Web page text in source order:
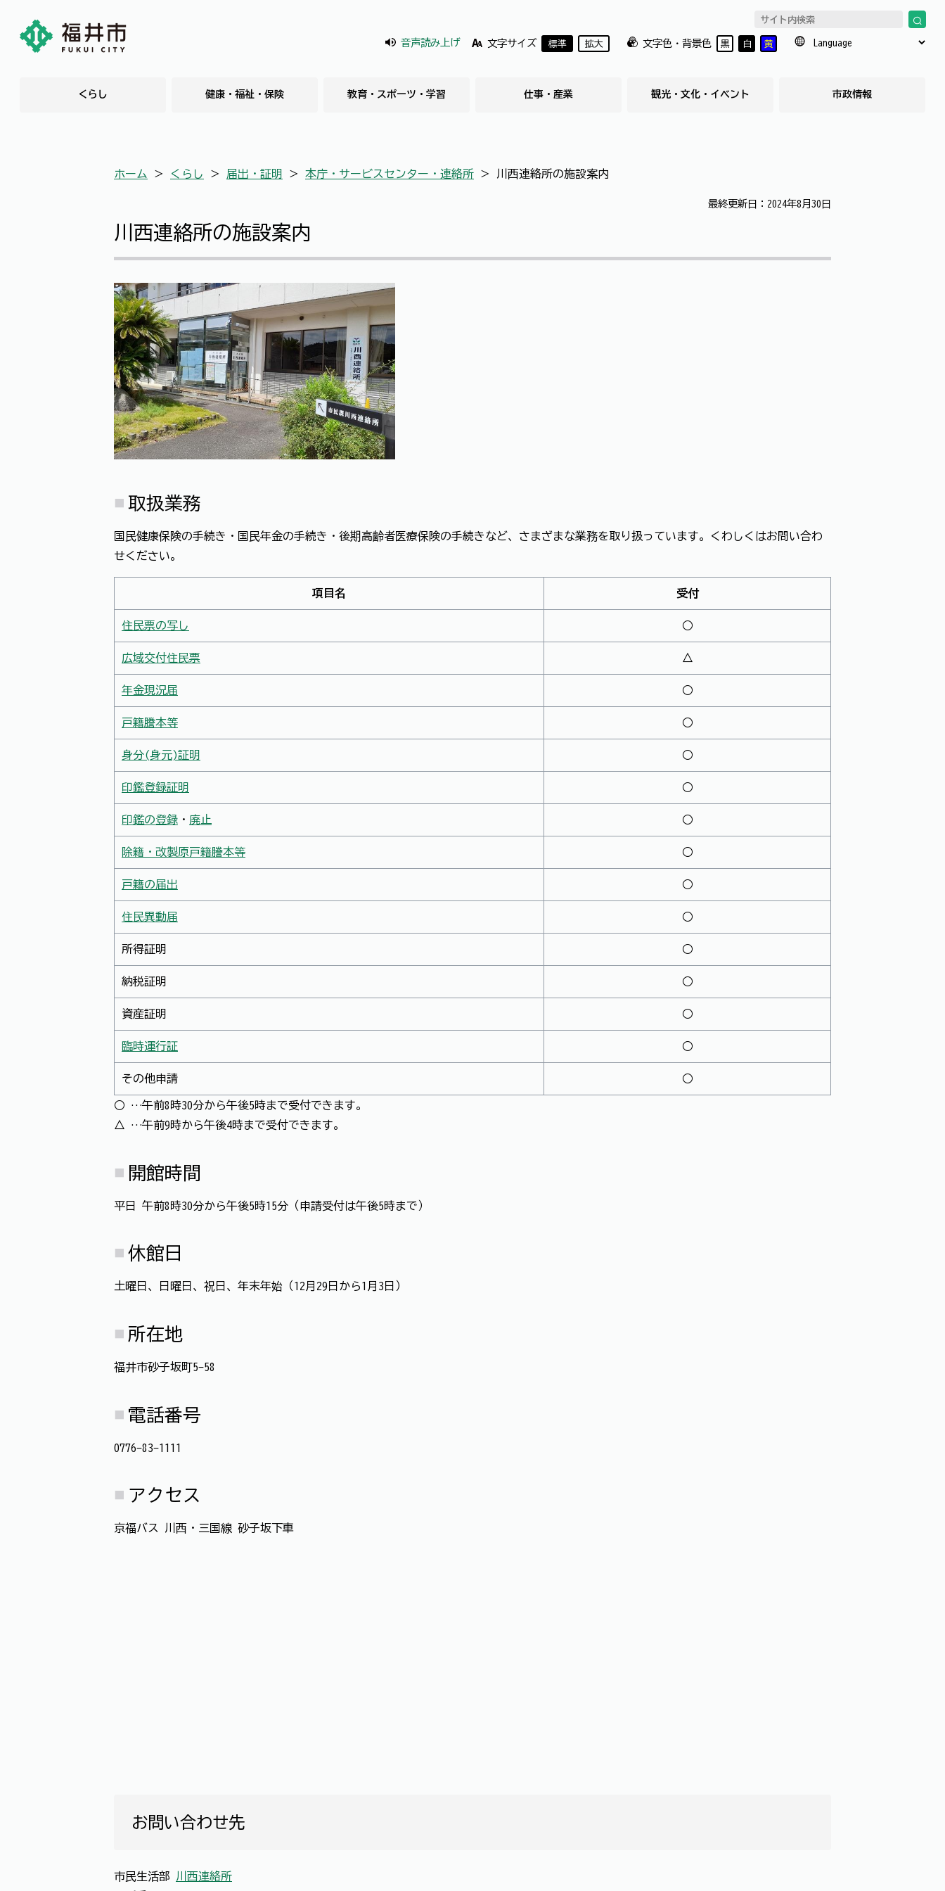
音声読み上げ 文字サイズ 標準 拡大 文字色・背景色 黒 白 黄
くらし 健康・福祉・保険 教育・スポーツ・学習 仕事・産業 観光・文化・イベント 市政情報
ホーム ＞ くらし ＞ 届出・証明 ＞ 本庁・サービスセンター・連絡所 ＞ 川西連絡所の施設案内
最終更新日：2024年8月30日
川西連絡所の施設案内
取扱業務
国民健康保険の手続き・国民年金の手続き・後期高齢者医療保険の手続きなど、さまざまな業務を取り扱っています。くわしくはお問い合わ
せください。
項目名 受付
住民票の写し ○
広域交付住民票 △
年金現況届 ○
戸籍謄本等 ○
身分(身元)証明 ○
印鑑登録証明 ○
印鑑の登録 ・ 廃止 ○
除籍・改製原戸籍謄本等 ○
戸籍の届出 ○
住民異動届 ○
所得証明 ○
納税証明 ○
資産証明 ○
臨時運行証 ○
その他申請 ○
○ …午前8時30分から午後5時まで受付できます。
△ …午前9時から午後4時まで受付できます。
開館時間
平日 午前8時30分から午後5時15分（申請受付は午後5時まで）
休館日
土曜日、日曜日、祝日、年末年始（12月29日から1月3日）
所在地
福井市砂子坂町5-58
電話番号
0776-83-1111
アクセス
京福バス 川西・三国線 砂子坂下車
お問い合わせ先
市民生活部
川西連絡所